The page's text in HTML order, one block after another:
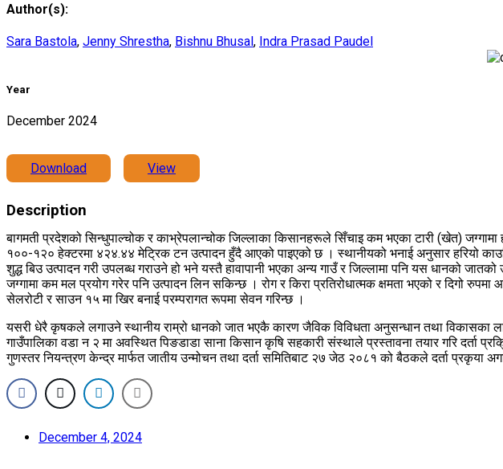
Author(s):
Sara Bastola, Jenny Shrestha, Bishnu Bhusal, Indra Prasad Paudel
Year
December 2024
Download View
Description
बागमती प्रदेशको सिन्धुपाल्चोक र काभ्रेपलान्चोक जिल्लाका किसानहरूले सिँचाइ कम भएका टारी (खेत)
१००-१२० हेक्टरमा ४२४.४४ मेट्रिक टन उत्पादन हुँदै आएको पाइएको छ । स्थानीयको भनाई अनुसार हरियो
शुद्ध बिउ उत्पादन गरी उपलब्ध गराउने हो भने यस्तै हावापानी भएका अन्य गाउँ र जिल्लामा पनि यस धानको
जग्गामा कम मल प्रयोग गरेर पनि उत्पादन लिन सकिन्छ । रोग र किरा प्रतिरोधात्मक क्षमता भएको र दिगो
सेलरोटी र साउन १५ मा खिर बनाई परम्परागत रूपमा सेवन गरिन्छ ।
यसरी धेरै कृषकले लगाउने स्थानीय राम्रो धानको जात भएकै कारण जैविक विविधता अनुसन्धान तथा विकासका
गाउँपालिका वडा न २ मा अवस्थित पिङडाडा साना किसान कृषि सहकारी संस्थाले प्रस्तावना तयार गरि दर्ता
गुणस्तर नियन्त्रण केन्द्र मार्फत जातीय उन्मोचन तथा दर्ता समितिबाट २७ जेठ २०८१ को बैठकले दर्ता प्रकृया
December 4, 2024